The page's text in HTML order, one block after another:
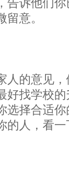
诉他们你
意。
的意见，
好找学校
选择合适
的人，看